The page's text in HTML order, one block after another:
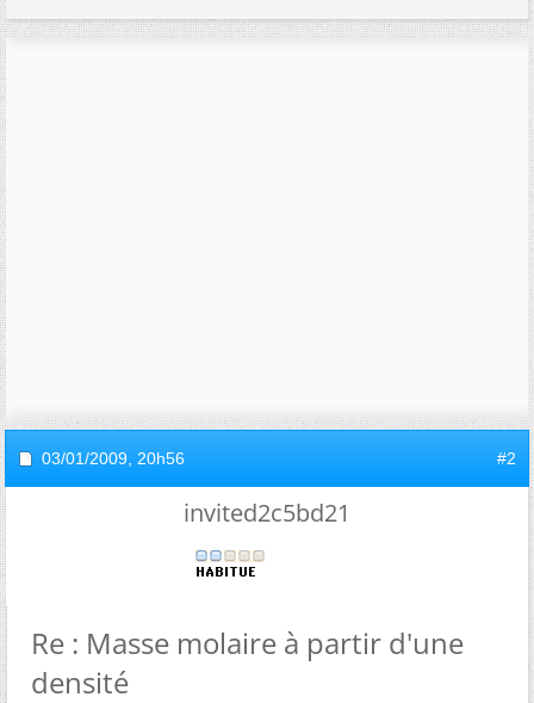
03/01/2009, 20h56 #2
invited2c5bd21
Re : Masse molaire à partir d'une
densité